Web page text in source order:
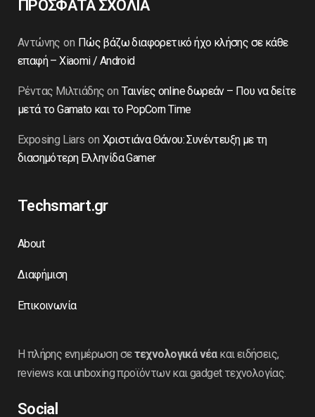
ΠΡΟΣΦΑΤΑ ΣΧΟΛΙΑ
Αντώνης on Πώς βάζω διαφορετικό ήχο κλήσης σε κάθε
επαφή – Xiaomi / Android
Ρέντας Μιλτιάδης onΤαινίες online δωρεάν – Που να δείτε
μετά το Gamato και το PopCorn Time
Exposing Liars on Χριστιάνα Θάνου: Συνέντευξη με τη
διασημότερη Ελληνίδα Gamer
Techsmart.gr
About
Διαφήμιση
Επικοινωνία
Η πλήρης ενημέρωση σετεχνολογικά νέακαι ειδήσεις,
reviews και unboxing προϊόντων και gadget τεχνολογίας.
Social